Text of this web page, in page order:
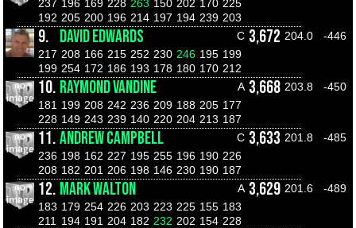
237 196 169 228 263 150 202 170 225
192 205 200 196 214 197 194 239 203
9. DAVID EDWARDS C 3,672 204.0
-446
217 208 166 215 252 230 246 195 199
199 254 172 186 193 178 180 170 212
10. RAYMOND VANDINE A 3,668 203.8
-450
181 199 208 242 236 209 188 205 177
228 149 243 239 140 220 204 213 187
11.ANDREW CAMPBELL C 3,633 201.8
-485
236 198 162 227 195 255 196 190 226
208 182 201 206 198 146 230 190 187
12. MARK WALTON A 3,629 201.6
-489
183 179 254 226 203 223 225 155 183
211
194 191 204 182 232 202 154 228